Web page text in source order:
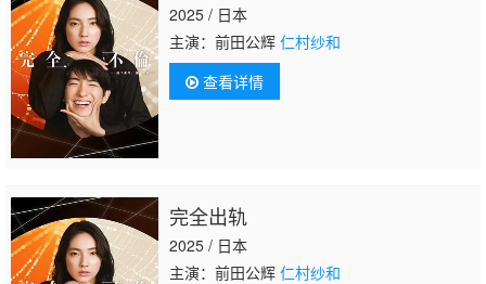
2025 / 日本
主演：前田公辉 仁村纱和
查看详情
完全出轨
2025 / 日本
主演：前田公辉 仁村纱和